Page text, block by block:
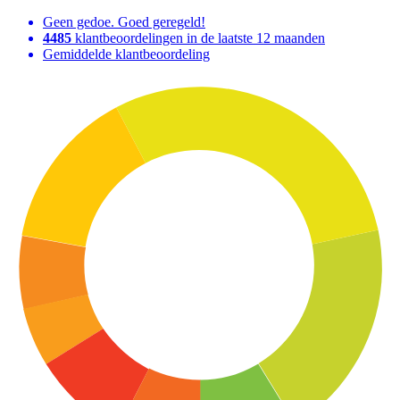
Geen gedoe. Goed geregeld!
4485 klantbeoordelingen in de laatste 12 maanden
Gemiddelde klantbeoordeling